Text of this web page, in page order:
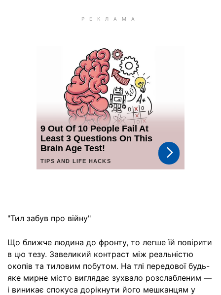
"Тил забув про війну"
Що ближче людина до фронту, то легше їй повірити
в цю тезу. Завеликий контраст між реальністю
окопів та тиловим побутом. На тлі передової будь-
яке мирне місто виглядає зухвало розслабленим —
і виникає спокуса дорікнути його мешканцям у